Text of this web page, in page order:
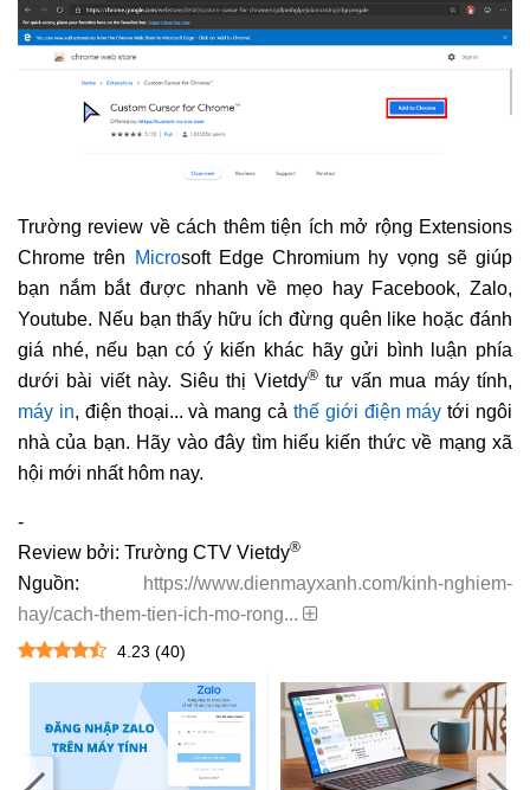
Trường review về cách thêm tiện ích mở rộng Extensions
Chrome trên
Microsoft Edge Chromium hy vọng sẽ giúp
bạn nắm bắt được nhanh về mẹo hay Facebook, Zalo,
Youtube. Nếu bạn thấy hữu ích đừng quên like hoặc đánh
giá nhé, nếu bạn có ý kiến khác hãy gửi bình luận phía
dưới bài viết này. Siêu thị Vietdy®tư vấn mua máy tính,
máy in, điện thoại... và mang cả thế giới điện máy tới ngôi
nhà của bạn. Hãy vào đây tìm hiểu kiến thức về mạng xã
hội mới nhất hôm nay.
-
Review bởi: Trường CTV Vietdy®
Nguồn:
https://www.dienmayxanh.com/kinh-nghiem-
hay/cach-them-tien-ich-mo-rong...
4.23 (40)